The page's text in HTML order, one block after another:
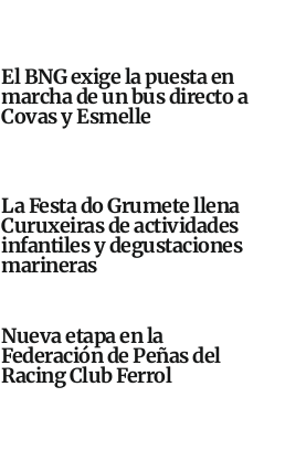
El BNG exige la puesta en
marcha de un bus directo a
Covas y Esmelle
La Festa do Grumete llena
Curuxeiras de actividades
infantiles y degustaciones
marineras
Nueva etapa en la
Federación de Peñas del
Racing Club Ferrol